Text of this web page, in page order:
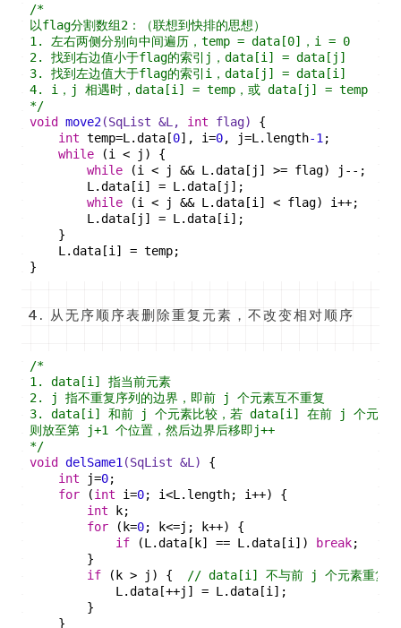
/*
以flag分割数组2：（联想到快排的思想）
1. 左右两侧分别向中间遍历，temp = data[0]，i = 0
2. 找到右边值小于flag的索引j，data[i] = data[j]
3. 找到左边值大于flag的索引i，data[j] = data[i]
4. i，j 相遇时，data[i] = temp，或 data[j] = temp
*/
void
move2(SqList &L, int flag)
{
int temp=L.data[0], i=0, j=L.length-1 ;
while (i < j) {
while (i < j && L.data[j] >= flag) j--;
L.data[i] = L.data[j];
while (i < j && L.data[i] < flag) i++;
L.data[j] = L.data[i];
}
L.data[i] = temp;
}
从无序顺序表删除重复元素，不改变相对顺序
/*
1. data[i] 指当前元素
2. j 指不重复序列的边界，即前 j 个元素互不重复
3. data[i] 和前 j 个元素比较，若 data[i] 在前 j 个元素
则放至第 j+1 个位置，然后边界后移即j++
*/
void
delSame1 (SqList &L)
{
int j=0;
for (int i=0; i<L.length; i++) {
int k;
for (k=0; k<=j; k++) {
if (L.data[k] == L.data[i]) break;
}
if (k > j) {
// data[i] 不与前 j 个元素重复
L.data[++j] = L.data[i];
}
}